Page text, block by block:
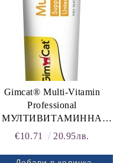
Gimcat® Multi-Vitamin
Professional
МУЛТИВИТАМИННА
ПАСТА -
ЗАЩИТА
€10.71 20.95лв.